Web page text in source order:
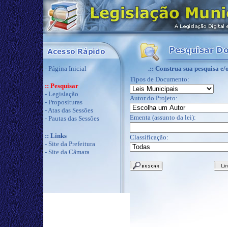
- Página Inicial
:: Pesquisar
- Legislação
- Proposituras
-Atas das Sessões
- Pautas das Sessões
:: Links
- Site da Prefeitura
- Site da Câmara
.:: Construa sua pesquisa e/
Tipos de Documento:
Autor do Projeto:
Ementa (assunto da lei):
Classificação: